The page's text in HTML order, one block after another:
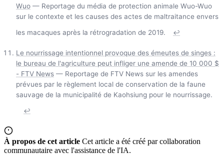
Wuo — Reportage du média de protection animale Wuo-Wuo
sur le contexte et les causes des actes de maltraitance envers
les macaques après la rétrogradation de 2019.
↩
Le nourrissage intentionnel provoque des émeutes de singes :
le bureau de l'agriculture peut infliger une amende de 10 000 $
- FTV News — Reportage de FTV News sur les amendes
prévues par le règlement local de conservation de la faune
sauvage de la municipalité de Kaohsiung pour le nourrissage.
↩
À propos de cet article Cet article a été créé par collaboration
communautaire avec l'assistance de l'IA.